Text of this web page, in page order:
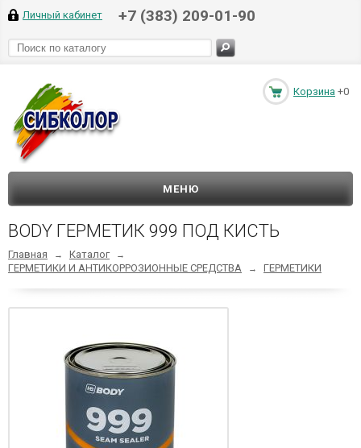
Личный кабинет +7 (383) 209-01-90
Корзина +0
МЕНЮ
BODY ГЕРМЕТИК 999 ПОД КИСТЬ
Главная → Каталог →
ГЕРМЕТИКИ И АНТИКОРРОЗИОННЫЕ СРЕДСТВА → ГЕРМЕТИКИ